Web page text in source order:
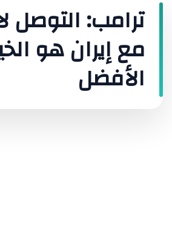
ترامب: التوصل
مع إيران هو
الأفضل